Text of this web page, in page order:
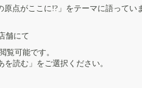
点がここに!?」をテーマに語ってい
舗にて
覧可能です。
読む」をご選択ください。